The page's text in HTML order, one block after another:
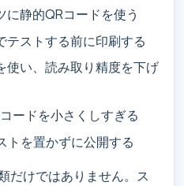
静的QRコードを使う
テストする前に印刷する
使い、読み取り精度を下げ
ードを小さくしすぎる
トを置かずに公開する
だけではありません。ス